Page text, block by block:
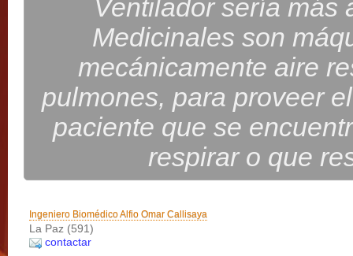
Ventilador sería más
Medicinales son
mecánicamente aire
pulmones, para proveer
paciente que se
respirar o que
Ingeniero Biomédico Alfio Omar Callisaya
La Paz (591)
contactar